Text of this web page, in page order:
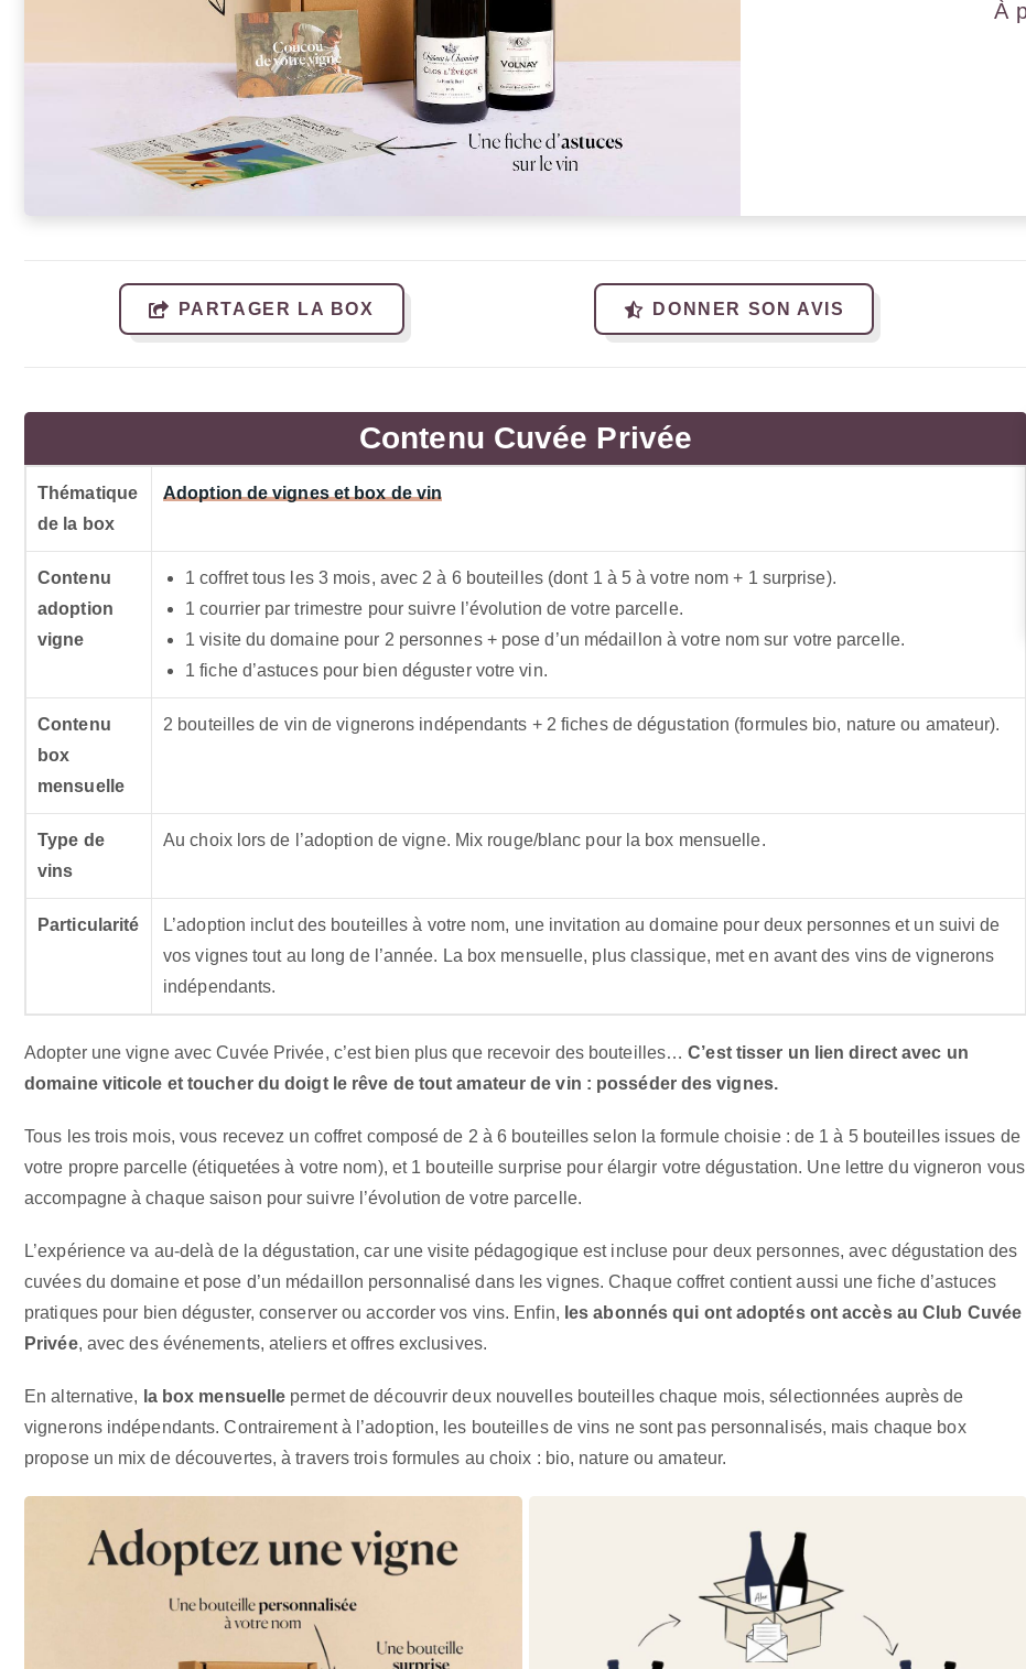
PARTAGER LA BOX DONNER SON AVIS
Contenu Cuvée Privée
Thématique
de la box
Adoption de vignes et box de vin
Contenu
adoption
vigne
1 coffret tous les 3 mois, avec 2 à 6 bouteilles (dont 1 à 5 à votre nom + 1 surprise).
1 courrier par trimestre pour suivre l’évolution de votre parcelle.
1 visite du domaine pour 2 personnes + pose d’un médaillon à votre nom sur votre parcelle.
1 fiche d’astuces pour bien déguster votre vin.
Contenu
box
mensuelle
2 bouteilles de vin de vignerons indépendants + 2 fiches de dégustation (formules bio, nature ou amateur).
Type de
vins
Au choix lors de l’adoption de vigne. Mix rouge/blanc pour la box mensuelle.
Particularité
L’adoption inclut des bouteilles à votre nom, une invitation au domaine pour deux personnes et un suivi de
vos vignes tout au long de l’année. La box mensuelle, plus classique, met en avant des vins de vignerons
indépendants.
Adopter une vigne avec Cuvée Privée, c’est bien plus que recevoir des bouteilles…C’est tisser un lien direct avec un
domaine viticole et toucher du doigt le rêve de tout amateur de vin : posséder des vignes.
Tous les trois mois, vous recevez un coffret composé de 2 à 6 bouteilles selon la formule choisie : de 1 à 5 bouteilles issues de
votre propre parcelle (étiquetées à votre nom), et 1 bouteille surprise pour élargir votre dégustation. Une lettre du vigneron vous
accompagne à chaque saison pour suivre l’évolution de votre parcelle.
L’expérience va au-delà de la dégustation, car une visite pédagogique est incluse pour deux personnes, avec dégustation des
cuvées du domaine et pose d’un médaillon personnalisé dans les vignes. Chaque coffret contient aussi une fiche d’astuces
pratiques pour bien déguster, conserver ou accorder vos vins. Enfin, les abonnés qui ont adoptés ont accès au Club Cuvée
Privée, avec des événements, ateliers et offres exclusives.
En alternative, la box mensuelle permet de découvrir deux nouvelles bouteilles chaque mois, sélectionnées auprès de
vignerons indépendants. Contrairement à l’adoption, les bouteilles de vins ne sont pas personnalisés, mais chaque box
propose un mix de découvertes, à travers trois formules au choix : bio, nature ou amateur.